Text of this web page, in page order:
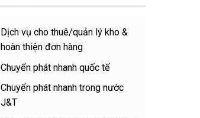
Dịch vụ cho thuê/quản lý kho &
hoàn thiện đơn hàng
Chuyển phát nhanh quốc tế
Chuyển phát nhanh trong nước
J&T